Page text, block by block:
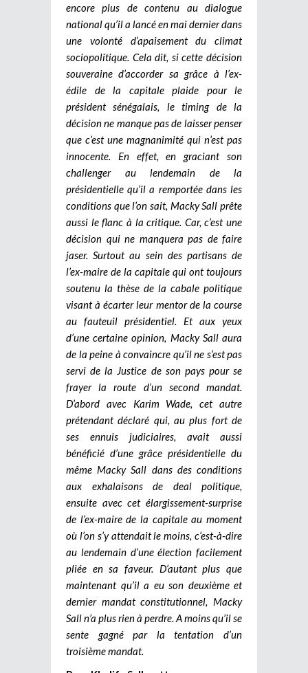
encore plus de contenu au dialogue
national qu’il a lancé en mai dernier dans
une volonté d’apaisement du climat
sociopolitique. Cela dit, si cette décision
souveraine d’accorder sa grâce à l’ex-
édile de la capitale plaide pour le
président sénégalais, le timing de la
décision ne manque pas de laisser penser
que c’est une magnanimité qui n’est pas
innocente. En effet, en graciant son
challenger au lendemain de la
présidentielle qu’il a remportée dans les
conditions que l’on sait, Macky Sall prête
aussi le flanc à la critique. Car, c’est une
décision qui ne manquera pas de faire
jaser. Surtout au sein des partisans de
l’ex-maire de la capitale qui ont toujours
soutenu la thèse de la cabale politique
visant à écarter leur mentor de la course
au fauteuil présidentiel. Et aux yeux
d’une certaine opinion, Macky Sall aura
de la peine à convaincre qu’il ne s’est pas
servi de la Justice de son pays pour se
frayer la route d’un second mandat.
D’abord avec Karim Wade, cet autre
prétendant déclaré qui, au plus fort de
ses ennuis judiciaires, avait aussi
bénéficié d’une grâce présidentielle du
même Macky Sall dans des conditions
aux exhalaisons de deal politique,
ensuite avec cet élargissement-surprise
de l’ex-maire de la capitale au moment
où l’on s’y attendait le moins, c’est-à-dire
au lendemain d’une élection facilement
pliée en sa faveur. D’autant plus que
maintenant qu’il a eu son deuxième et
dernier mandat constitutionnel, Macky
Sall n’a plus rien à perdre. A moins qu’il se
sente gagné par la tentation d’un
troisième mandat.